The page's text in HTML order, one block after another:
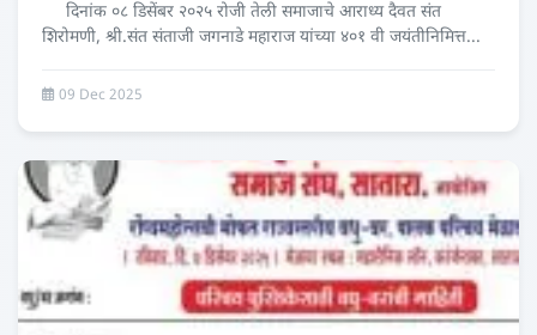
दिनांक ०८ डिसेंबर २०२५ रोजी तेली समाजाचे आराध्य दैवत संत
शिरोमणी, श्री.संत संताजी जगनाडे महाराज यांच्या ४०१ वी जयंतीनिमित्त...
09 Dec 2025